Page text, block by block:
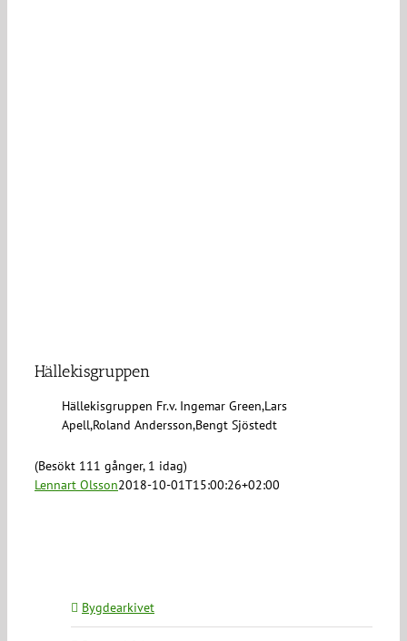
Hällekisgruppen
Hällekisgruppen Fr.v. Ingemar Green,Lars
Apell,Roland Andersson,Bengt Sjöstedt
(Besökt 111 gånger, 1 idag)
Lennart Olsson2018-10-01T15:00:26+02:00
Bygdearkivet